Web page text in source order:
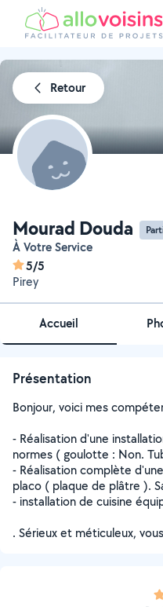
Retour
Mourad Douda
À Votre Service
5/5
Pirey
Accueil
Présentation
Bonjour, voici mes
- Réalisation d'une
normes ( goulotte : Non.
- Réalisation complète
placo ( plaque de plâtre ).
- installation de cuisine
. Sérieux et méticuleux,